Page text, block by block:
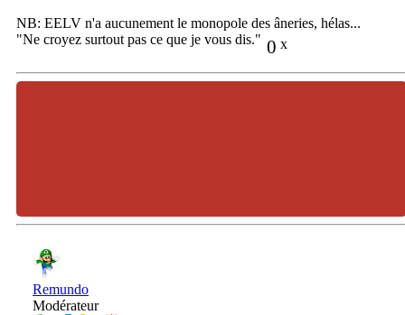
NB: EELV n'a aucunement le monopole des âneries, hélas...
0 x
"Ne croyez surtout pas ce que je vous dis."
Remundo
Modérateur